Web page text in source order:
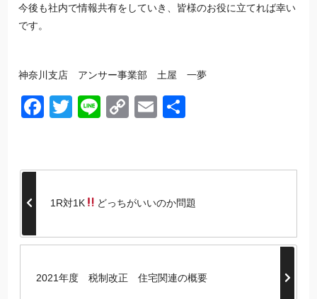
今後も社内で情報共有をしていき、皆様のお役に立てれば幸い
です。
神奈川支店 アンサー事業部 土屋 一夢
Facebook
Twitter
LineCopyEmail
1R対1K どっちがいいのか問題
2021年度 税制改正 住宅関連の概要